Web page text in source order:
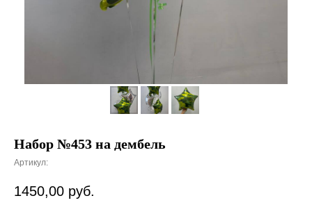
Набор №453 на дембель
Артикул:
1450,00 руб.